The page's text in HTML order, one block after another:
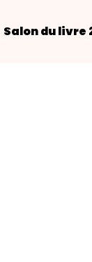
Salon du livre